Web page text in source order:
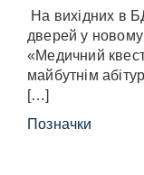
На вихідних в
дверей у
«Медичний
майбутнім
[…]
Позначки